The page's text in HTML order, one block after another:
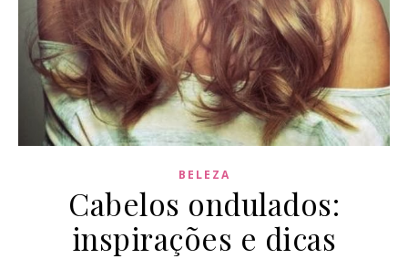
BELEZA
Cabelos ondulados:
inspirações e dicas